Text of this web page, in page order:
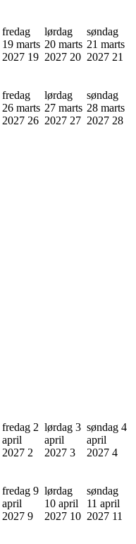
fredag
19 marts
2027 19
lørdag
20 marts
2027 20
søndag
21 marts
2027 21
fredag
26 marts
2027 26
lørdag
27 marts
2027 27
søndag
28 marts
2027 28
fredag 2
april
2027 2
lørdag 3
april
2027 3
søndag 4
april
2027 4
fredag 9
april
2027 9
lørdag
10 april
2027 10
søndag
11 april
2027 11